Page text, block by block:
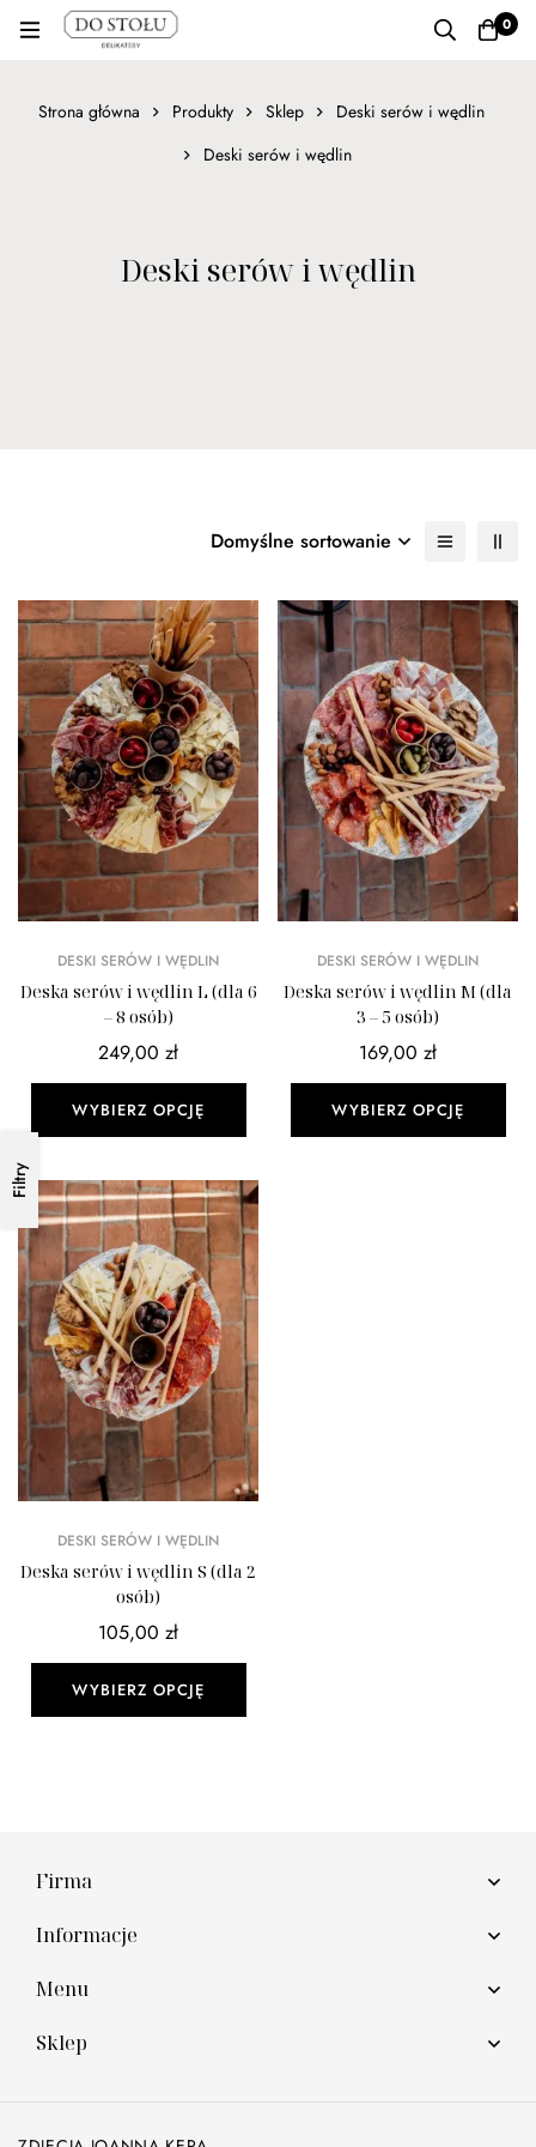
0
Strona główna Produkty Sklep
Deski serów i wędlin
Deski serów i wędlin
Deski serów i wędlin
Filtry
Domyślne sortowanie
DESKI SERÓW I WĘDLIN
Deska serów i wędlin L (dla 6
– 8 osób)
249,00 zł
WYBIERZ OPCJĘ
DESKI SERÓW I WĘDLIN
Deska serów i wędlin M (dla
3 – 5 osób)
169,00 zł
WYBIERZ OPCJĘ
DESKI SERÓW I WĘDLIN
Deska serów i wędlin S (dla 2
osób)
105,00 zł
WYBIERZ OPCJĘ
Firma
Informacje
Menu
Sklep